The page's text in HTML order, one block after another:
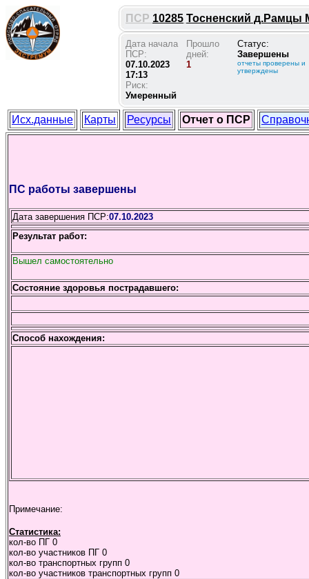
ПСР 10285 Тосненский д.Рамцы
Дата начала
ПСР:
07.10.2023
17:13
Риск:
Умеренный
Прошло
дней:
1
Статус:
Завершены
отчеты проверены и
утверждены
Исх.данные Карты Ресурсы Отчет о ПСР
ПС работы завершены
Дата завершения ПСР:07.10.2023
Результат работ:
Вышел самостоятельно
Состояние здоровья пострадавшего:
Способ нахождения:
Примечание:
Статистика:
кол-во ПГ 0
кол-во участников ПГ 0
кол-во транспортных групп 0
кол-во участников транспортных групп 0